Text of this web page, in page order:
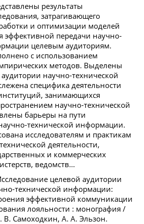
результаты
затрагивающего
и оптимизации моделей
эффективной передачи научно-
целевым аудиториям.
с использованием
методов. Выделены
научно-технической
специфика деятельности
занимающихся
научно-технической
барьеры на пути
технической информации.
исследователям и практикам
деятельности,
и коммерческих
ведомств...
целевой аудитории
технической информации:
эффективной коммуникации
лояльности : монография /
В. Самоходкин, А. А. Эльзон.